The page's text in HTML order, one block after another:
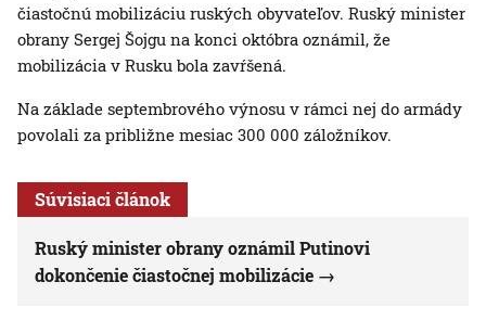
čiastočnú mobilizáciu ruských obyvateľov. Ruský minister
obrany Sergej Šojgu na konci októbra oznámil, že
mobilizácia v Rusku bola zavŕšená.
Na základe septembrového výnosu v rámci nej do armády
povolali za približne mesiac 300 000 záložníkov.
Súvisiaci článok
Ruský minister obrany oznámil Putinovi
dokončenie čiastočnej mobilizácie